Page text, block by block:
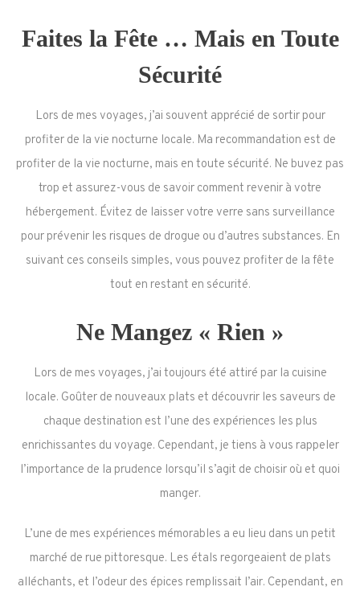
Faites la Fête … Mais en Toute
Sécurité
Lors de mes voyages, j’ai souvent apprécié de sortir pour
profiter de la vie nocturne locale. Ma recommandation est de
profiter de la vie nocturne, mais en toute sécurité. Ne buvez pas
trop et assurez-vous de savoir comment revenir à votre
hébergement. Évitez de laisser votre verre sans surveillance
pour prévenir les risques de drogue ou d’autres substances. En
suivant ces conseils simples, vous pouvez profiter de la fête
tout en restant en sécurité.
Ne Mangez « Rien »
Lors de mes voyages, j’ai toujours été attiré par la cuisine
locale. Goûter de nouveaux plats et découvrir les saveurs de
chaque destination est l’une des expériences les plus
enrichissantes du voyage. Cependant, je tiens à vous rappeler
l’importance de la prudence lorsqu’il s’agit de choisir où et quoi
manger.
L’une de mes expériences mémorables a eu lieu dans un petit
marché de rue pittoresque. Les étals regorgeaient de plats
alléchants, et l’odeur des épices remplissait l’air. Cependant, en